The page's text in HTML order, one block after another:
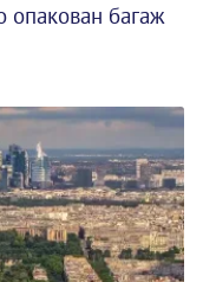
опакован багаж